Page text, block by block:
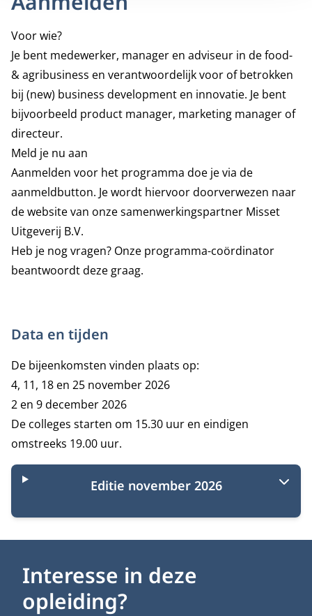
Voor wie?
Je bent medewerker, manager en adviseur in de food-
& agribusiness en verantwoordelijk voor of betrokken
bij (new) business development en innovatie. Je bent
bijvoorbeeld product manager, marketing manager of
directeur.
Meld je nu aan
Aanmelden voor het programma doe je via de
aanmeldbutton. Je wordt hiervoor doorverwezen naar
de website van onze samenwerkingspartner Misset
Uitgeverij B.V.
Heb je nog vragen? Onze programma-coördinator
beantwoordt deze graag.
Data en tijden
De bijeenkomsten vinden plaats op:
4, 11, 18 en 25 november 2026
2 en 9 december 2026
De colleges starten om 15.30 uur en eindigen
omstreeks 19.00 uur.
Editie november 2026
Interesse in deze
opleiding?